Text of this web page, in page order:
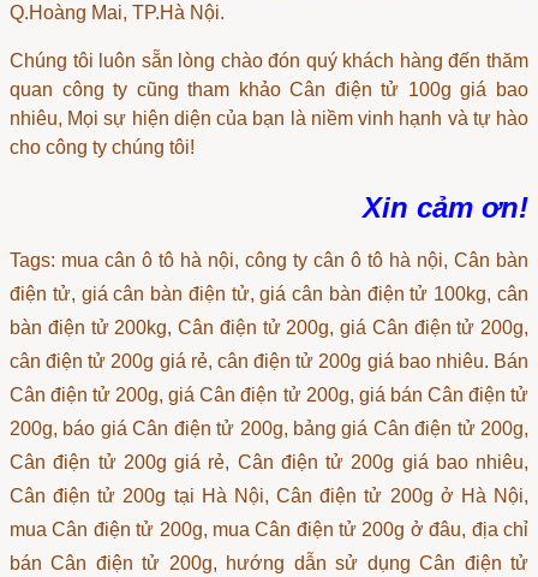
Q.Hoàng Mai, TP.Hà Nội.
Chúng tôi luôn sẵn lòng chào đón quý khách hàng đến thăm
quan công ty cũng tham khảoCân điện tử 100g giá bao
nhiêu, Mọi sự hiện diện của bạn là niềm vinh hạnh và tự hào
cho công ty chúng tôi!
Xin cảm ơn!
Tags: mua cân ô tô hà nội, công ty cân ô tô hà nội, Cân bàn
điện tử, giá cân bàn điện tử, giá cân bàn điện tử 100kg, cân
bàn điện tử 200kg, Cân điện tử 200g, giá Cân điện tử 200g,
cân điện tử 200g giá rẻ, cân điện tử 200g giá bao nhiêu. Bán
Cân điện tử 200g, giá Cân điện tử 200g, giá bán Cân điện tử
200g, báo giá Cân điện tử 200g, bảng giá Cân điện tử 200g,
Cân điện tử 200g giá rẻ, Cân điện tử 200g giá bao nhiêu,
Cân điện tử 200g tại Hà Nội, Cân điện tử 200g ở Hà Nội,
mua Cân điện tử 200g, mua Cân điện tử 200g ở đâu, địa chỉ
bán Cân điện tử 200g, hướng dẫn sử dụng Cân điện tử